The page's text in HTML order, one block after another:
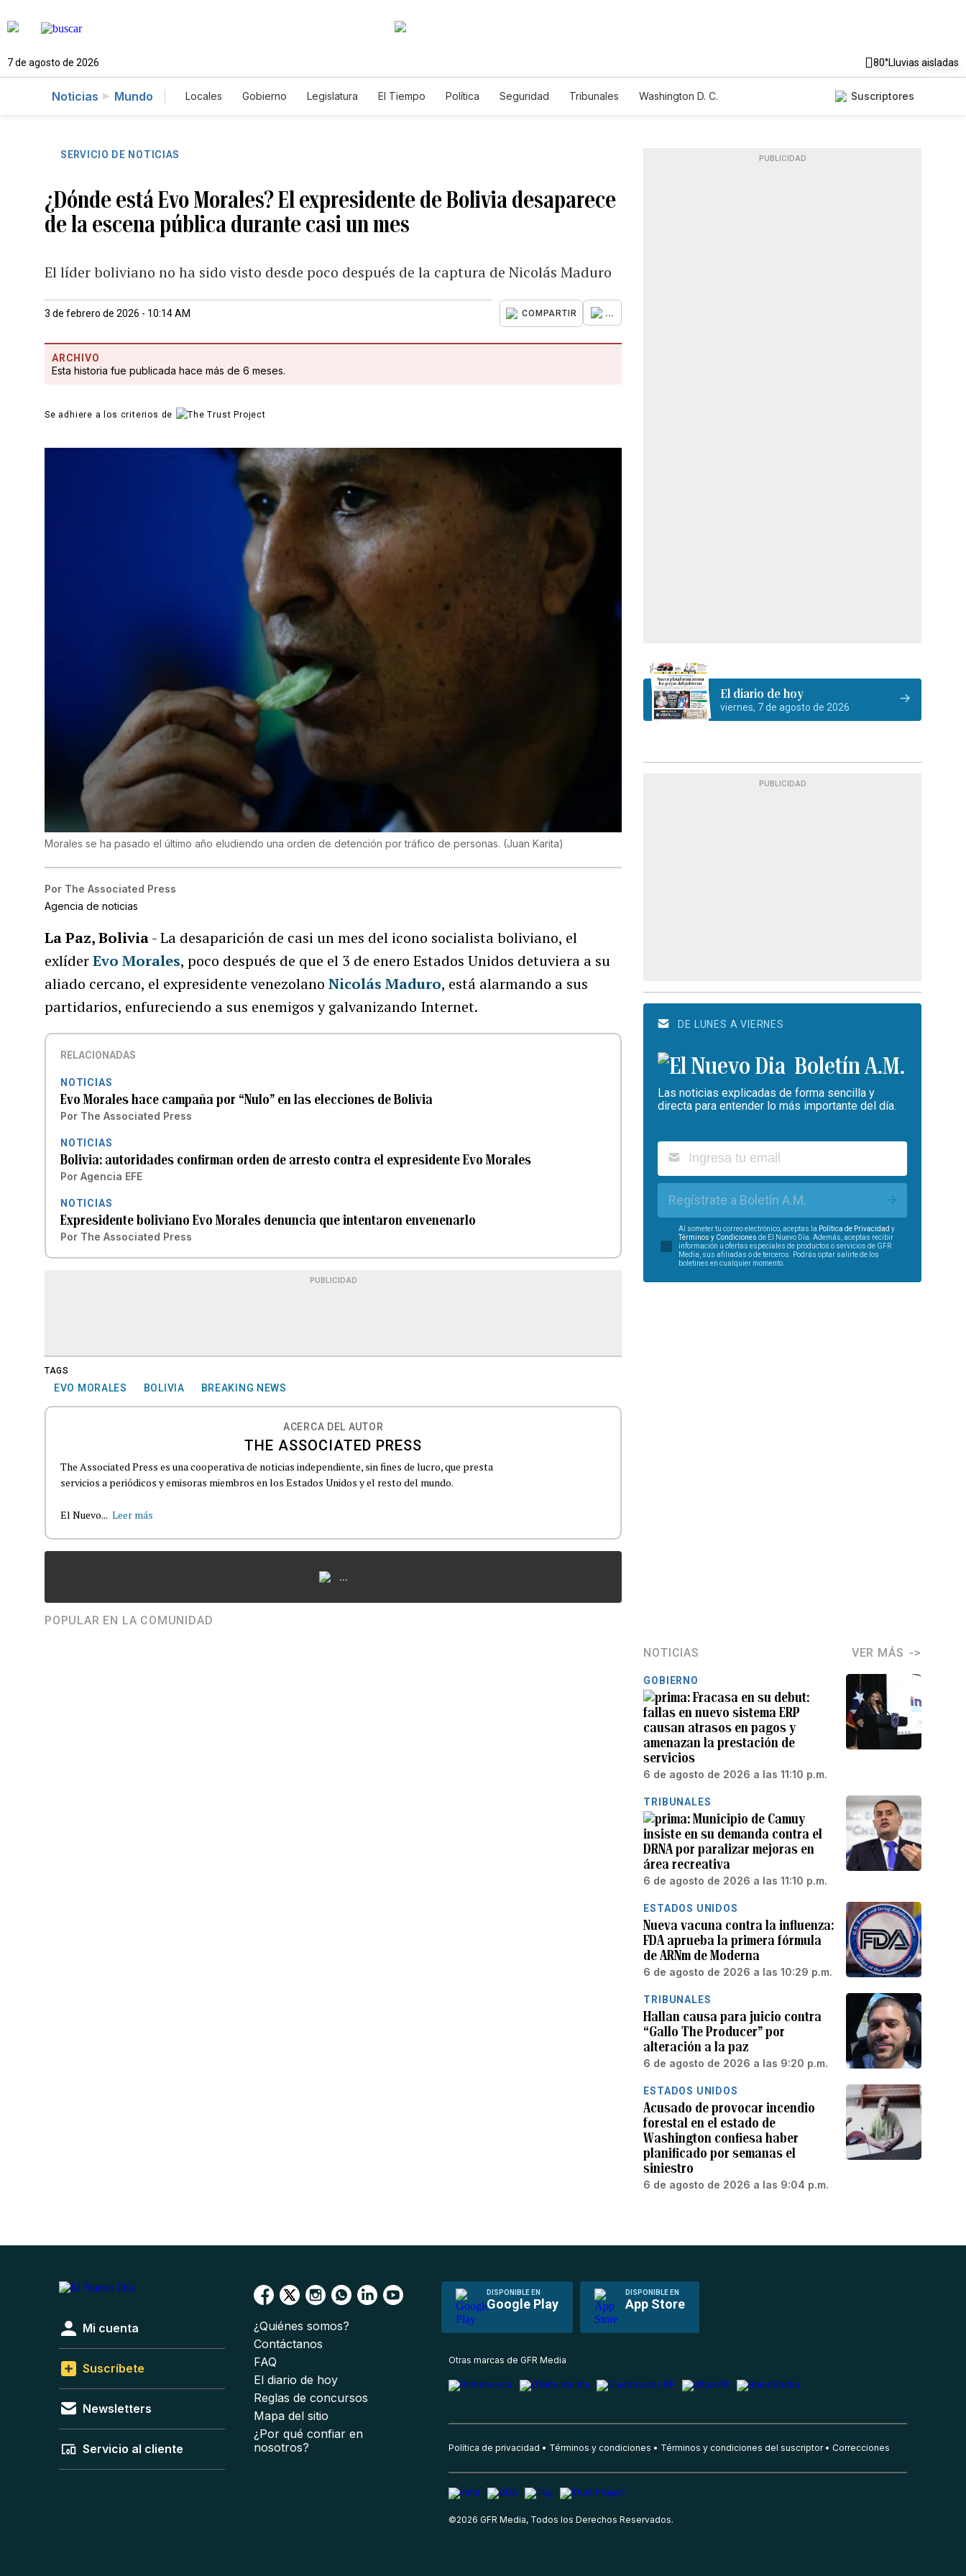
7 de agosto de 2026 80°Lluvias aisladas
Noticias Mundo Locales Gobierno Legislatura El Tiempo Política Seguridad Tribunales
Washington D. C.
Suscriptores
SERVICIO DE NOTICIAS
¿Dónde está Evo Morales? El expresidente de Bolivia desaparece
de la escena pública durante casi un mes
El líder boliviano no ha sido visto desde poco después de la captura de Nicolás Maduro
3 de febrero de 2026 - 10:14 AM COMPARTIR ...
ARCHIVO
Esta historia fue publicada hace más de 6 meses.
Se adhiere a los criterios de
Morales se ha pasado el último año eludiendo una orden de detención por tráfico de personas. (Juan Karita)
Por The Associated Press
Agencia de noticias
La Paz, Bolivia- La desaparición de casi un mes del icono socialista boliviano, el
exlíderEvo Morales, poco después de que el 3 de enero Estados Unidos detuviera a su
aliado cercano, el expresidente venezolanoNicolás Maduro, está alarmando a sus
partidarios, enfureciendo a sus enemigos y galvanizando Internet.
RELACIONADAS
NOTICIAS
Evo Morales hace campaña por “Nulo” en las elecciones de Bolivia
Por The Associated Press
NOTICIAS
Bolivia: autoridades confirman orden de arresto contra el expresidente Evo Morales
Por Agencia EFE
NOTICIAS
Expresidente boliviano Evo Morales denuncia que intentaron envenenarlo
Por The Associated Press
PUBLICIDAD
TAGS
EVO MORALES BOLIVIA BREAKING NEWS
ACERCA DEL AUTOR
THE ASSOCIATED PRESS
The Associated Press es una cooperativa de noticias independiente, sin fines de lucro, que presta
servicios a periódicos y emisoras miembros en los Estados Unidos y el resto del mundo.
El Nuevo... Leer más
...
POPULAR EN LA COMUNIDAD
PUBLICIDAD
El diario de hoy
viernes, 7 de agosto de 2026
PUBLICIDAD
DE LUNES A VIERNES
Boletín A.M.
Las noticias explicadas de forma sencilla y
directa para entender lo más importante del día.
Regístrate a Boletín A.M.
Al someter tu correo electrónico, aceptas la Política de Privacidad y
Términos y Condiciones de El Nuevo Día. Además, aceptas recibir
información u ofertas especiales de productos o servicios de GFR
Media, sus afiliadas o de terceros. Podrás optar salirte de los
boletines en cualquier momento.
NOTICIAS VER MÁS
GOBIERNO
Fracasa en su debut:
fallas en nuevo sistema ERP
causan atrasos en pagos y
amenazan la prestación de
servicios
6 de agosto de 2026 a las 11:10 p.m.
TRIBUNALES
Municipio de Camuy
insiste en su demanda contra el
DRNA por paralizar mejoras en
área recreativa
6 de agosto de 2026 a las 11:10 p.m.
ESTADOS UNIDOS
Nueva vacuna contra la influenza:
FDA aprueba la primera fórmula
de ARNm de Moderna
6 de agosto de 2026 a las 10:29 p.m.
TRIBUNALES
Hallan causa para juicio contra
“Gallo The Producer” por
alteración a la paz
6 de agosto de 2026 a las 9:20 p.m.
ESTADOS UNIDOS
Acusado de provocar incendio
forestal en el estado de
Washington confiesa haber
planificado por semanas el
siniestro
6 de agosto de 2026 a las 9:04 p.m.
DISPONIBLE EN
Google Play
DISPONIBLE EN
App Store
Mi cuenta
Suscríbete
Newsletters
Servicio al cliente
¿Quiénes somos?
Contáctanos
FAQ
El diario de hoy
Reglas de concursos
Mapa del sitio
¿Por qué confiar en
nosotros?
Otras marcas de GFR Media
Política de privacidad Términos y condiciones Términos y condiciones del suscriptor Correcciones
©2026 GFR Media, Todos los Derechos Reservados.